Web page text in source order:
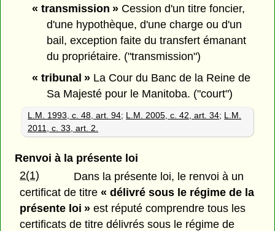
« transmission »Cession d'un titre foncier,
d'une hypothèque, d'une charge ou d'un
bail, exception faite du transfert émanant
du propriétaire. ("transmission")
« tribunal »La Cour du Banc de la Reine de
Sa Majesté pour le Manitoba. ("court")
L.M. 1993, c. 48, art. 94; L.M. 2005, c. 42, art. 34; L.M.
2011, c. 33, art. 2.
Renvoi à la présente loi
2(1)
Dans la présente loi, le renvoi à un
certificat de titre« délivré sous le régime de la
présente loi » est réputé comprendre tous les
certificats de titre délivrés sous le régime de